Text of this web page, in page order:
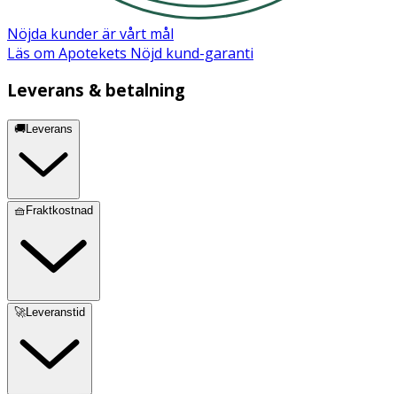
Nöjda kunder är vårt mål
Läs om Apotekets Nöjd kund-garanti
Leverans & betalning
🚚Leverans
🧺Fraktkostnad
🚀Leveranstid